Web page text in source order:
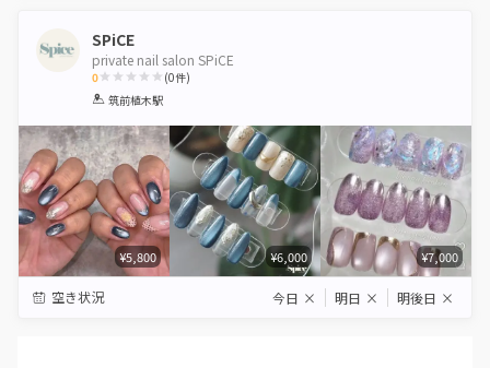
SPiCE
private nail salon SPiCE
0
1 2 3 4 5
(0件)
筑前植木駅
¥5,800 ¥6,000 ¥7,000
空き状況 今日 × 明日 × 明後日 ×